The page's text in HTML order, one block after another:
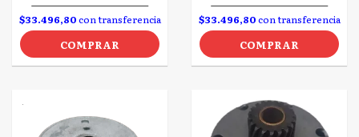
$33.496,80con transferencia
COMPRAR
$33.496,80con transferencia
COMPRAR